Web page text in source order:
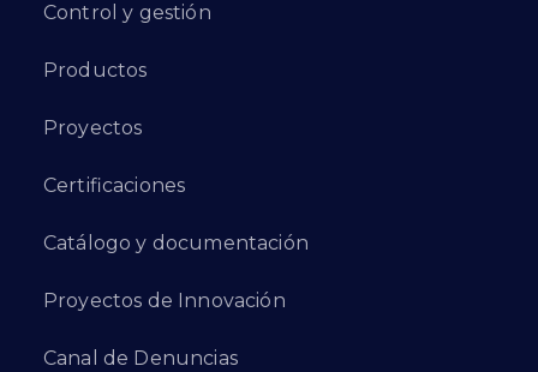
Control y gestión
Productos
Proyectos
Certificaciones
Catálogo y documentación
Proyectos de Innovación
Canal de Denuncias